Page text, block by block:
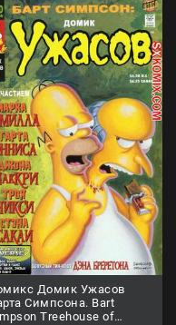
Домик Ужасов
Симпсона. Bart
Treehouse of